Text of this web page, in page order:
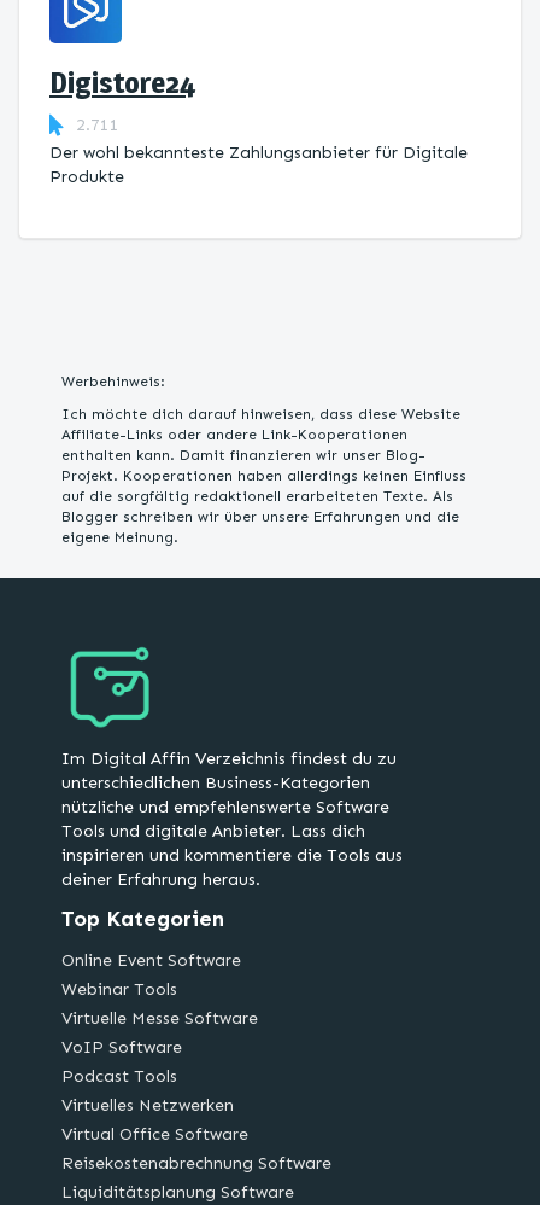
Digistore24
2.711
Der wohl bekannteste Zahlungsanbieter für Digitale
Produkte
Werbehinweis:
Ich möchte dich darauf hinweisen, dass diese Website
Affiliate-Links oder andere Link-Kooperationen
enthalten kann. Damit finanzieren wir unser Blog-
Projekt. Kooperationen haben allerdings keinen Einfluss
auf die sorgfältig redaktionell erarbeiteten Texte. Als
Blogger schreiben wir über unsere Erfahrungen und die
eigene Meinung.
Im Digital Affin Verzeichnis findest du zu
unterschiedlichen Business-Kategorien
nützliche und empfehlenswerte Software
Tools und digitale Anbieter. Lass dich
inspirieren und kommentiere die Tools aus
deiner Erfahrung heraus.
Top Kategorien
Online Event Software
Webinar Tools
Virtuelle Messe Software
VoIP Software
Podcast Tools
Virtuelles Netzwerken
Virtual Office Software
Reisekostenabrechnung Software
Liquiditätsplanung Software